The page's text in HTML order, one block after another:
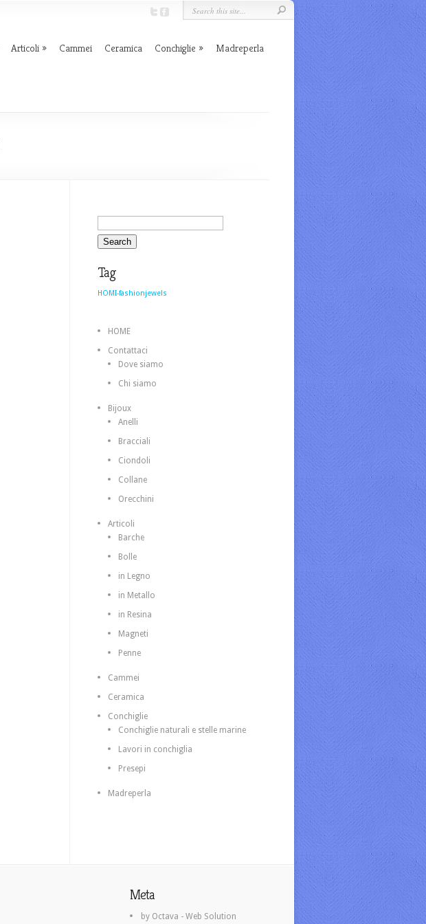
Articoli Cammei Ceramica Conchiglie Madreperla
Tag
HOMI-fashionjewels
HOME
Contattaci
Dove siamo
Chi siamo
Bijoux
Anelli
Bracciali
Ciondoli
Collane
Orecchini
Articoli
Barche
Bolle
in Legno
in Metallo
in Resina
Magneti
Penne
Cammei
Ceramica
Conchiglie
Conchiglie naturali e stelle marine
Lavori in conchiglia
Presepi
Madreperla
Meta
by Octava - Web Solution